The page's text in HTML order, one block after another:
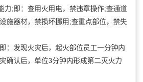
力;即：查用火用电，禁违章操作;查通道
施器材，禁损坏挪用;查重点部位，禁失
：发现火灾后，起火部位员工一分钟内
确认后，单位3分钟内形成第二灭火力